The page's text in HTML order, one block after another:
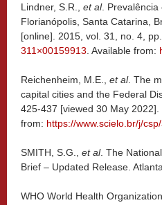
Lindner, S.R., et al.
Florianópolis, Santa Catarina,
[online]. 2015, vol. 31, no. 4,
311×00159913 . Available from:
Reichenheim, M.E., et al. The
capital cities and the Federal
425-437 [viewed 30 May 2022].
from: https://www.scielo.br/j/
SMITH, S.G., et al. The
Brief – Updated Release.
WHO World Health